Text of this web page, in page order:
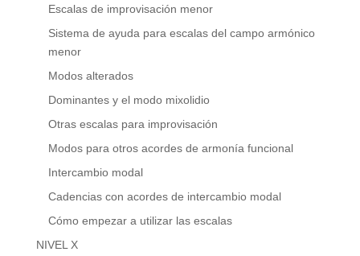
Escalas de improvisación menor
Sistema de ayuda para escalas del campo armónico
menor
Modos alterados
Dominantes y el modo mixolidio
Otras escalas para improvisación
Modos para otros acordes de armonía funcional
Intercambio modal
Cadencias con acordes de intercambio modal
Cómo empezar a utilizar las escalas
NIVEL X